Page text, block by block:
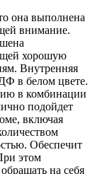
она выполнена
внимание.
хорошую
Внутренняя
в белом цвете.
в комбинации
подойдет
включая
Обеспечит
этом
на себя